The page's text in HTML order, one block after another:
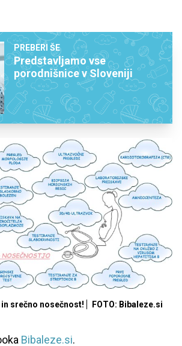
PREBERI ŠE
Predstavljamo vse
porodnišnice v Sloveniji
srečno nosečnost! FOTO: Bibaleze.si
Bibaleze.si.